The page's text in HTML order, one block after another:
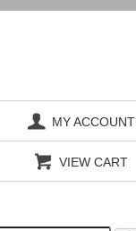
MY ACCOUNT
VIEW CART